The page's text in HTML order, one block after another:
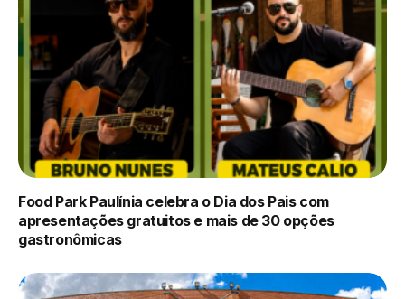
Food Park Paulínia celebra o Dia dos Pais com
apresentações gratuitos e mais de 30 opções
gastronômicas